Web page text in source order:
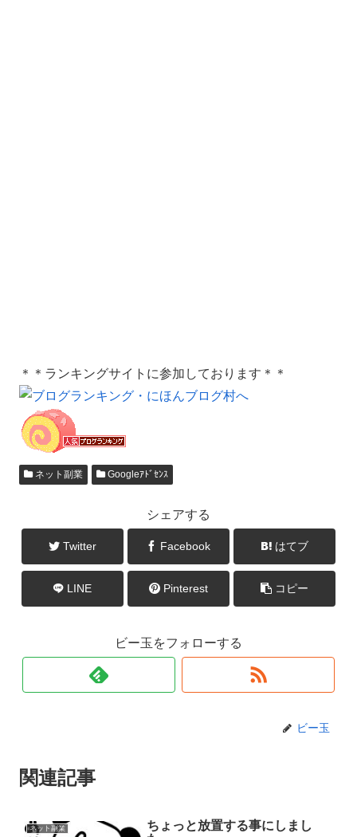
＊＊ランキングサイトに参加しております＊＊
ネット副業 Googleｱﾄﾞｾﾝｽ
シェアする
Twitter Facebook はてブ
LINE Pinterest コピー
ビー玉をフォローする
ビー玉
関連記事
ネット副業
ちょっと放置する事にしまし